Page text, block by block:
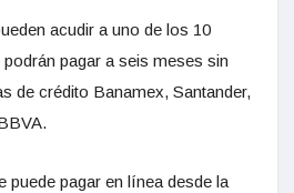
acudir a uno de los 10
pagar a seis meses sin
de crédito Banamex, Santander,
puede pagar en línea desde la